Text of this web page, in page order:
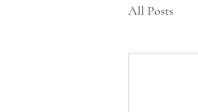
All Posts